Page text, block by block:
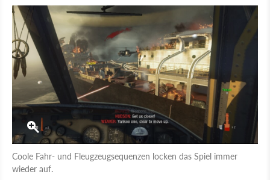
Coole Fahr- und Fleugzeugsequenzen locken das Spiel immer
wieder auf.